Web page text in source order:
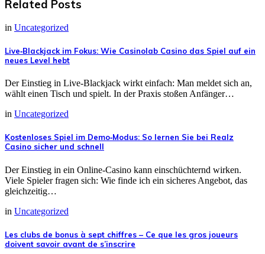
Related Posts
in Uncategorized
Live‑Blackjack im Fokus: Wie Casinolab Casino das Spiel auf ein
neues Level hebt
Der Einstieg in Live‑Blackjack wirkt einfach: Man meldet sich an,
wählt einen Tisch und spielt. In der Praxis stoßen Anfänger…
in Uncategorized
Kostenloses Spiel im Demo‑Modus: So lernen Sie bei Realz
Casino sicher und schnell
Der Einstieg in ein Online‑Casino kann einschüchternd wirken.
Viele Spieler fragen sich: Wie finde ich ein sicheres Angebot, das
gleichzeitig…
in Uncategorized
Les clubs de bonus à sept chiffres – Ce que les gros joueurs
doivent savoir avant de s’inscrire